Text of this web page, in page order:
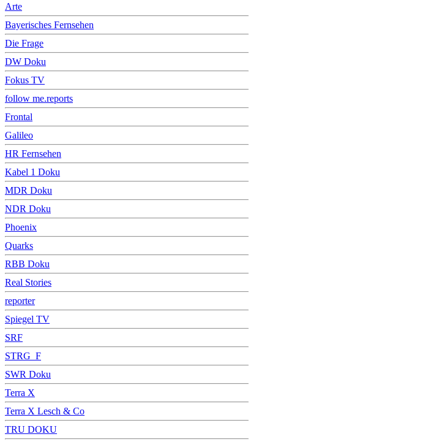
Arte
Bayerisches Fernsehen
Die Frage
DW Doku
Fokus TV
follow me.reports
Frontal
Galileo
HR Fernsehen
Kabel 1 Doku
MDR Doku
NDR Doku
Phoenix
Quarks
RBB Doku
Real Stories
reporter
Spiegel TV
SRF
STRG_F
SWR Doku
Terra X
Terra X Lesch & Co
TRU DOKU